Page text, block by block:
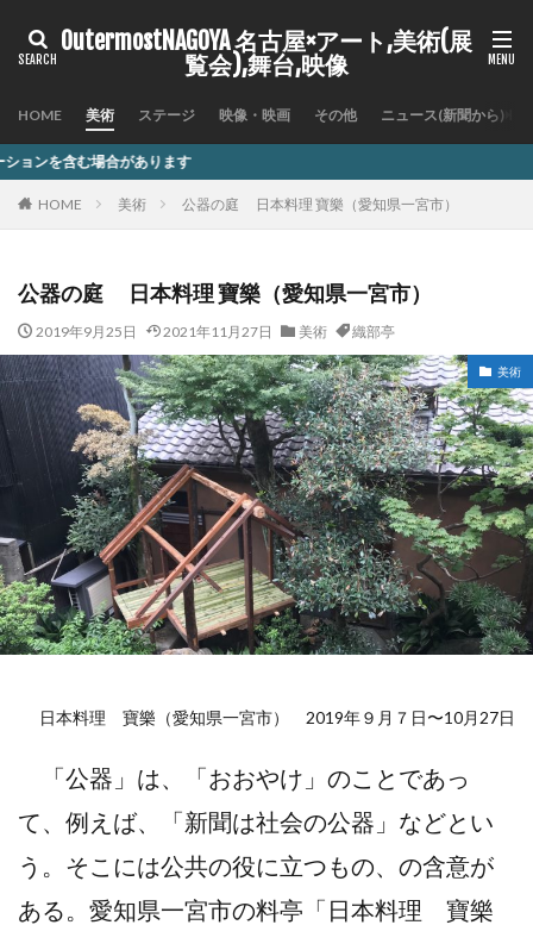
OutermostNAGOYA 名古屋×アート,美術(展
覧会),舞台,映像
HOME 美術 ステージ 映像・映画 その他 ニュース(新聞から)
HOME 美術 公器の庭 日本料理 寶樂（愛知県一宮市）
公器の庭 日本料理 寶樂（愛知県一宮市）
2019年9月25日 2021年11月27日 美術 織部亭
美術
日本料理 寶樂（愛知県一宮市） 2019年９月７日〜10月27日
「公器」は、「おおやけ」のことであっ
て、例えば、「新聞は社会の公器」などとい
う。そこには公共の役に立つもの、の含意が
ある。愛知県一宮市の料亭「日本料理 寶樂